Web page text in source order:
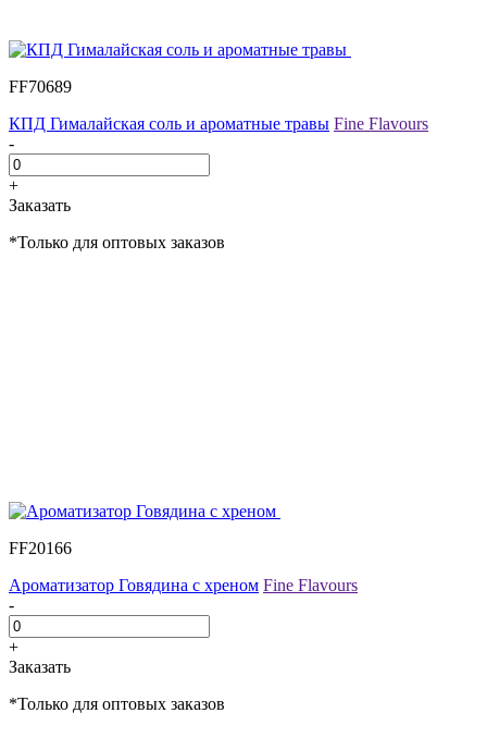
FF70689
КПД Гималайская соль и ароматные травы Fine Flavours
-
+
Заказать
*Только для оптовых заказов
FF20166
Ароматизатор Говядина с хреном Fine Flavours
-
+
Заказать
*Только для оптовых заказов